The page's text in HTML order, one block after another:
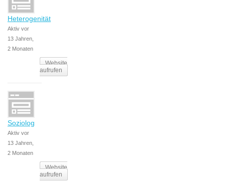
Heterogenität
Aktiv vor
13 Jahren,
2 Monaten
Website
aufrufen
Soziolog
Aktiv vor
13 Jahren,
2 Monaten
Website
aufrufen